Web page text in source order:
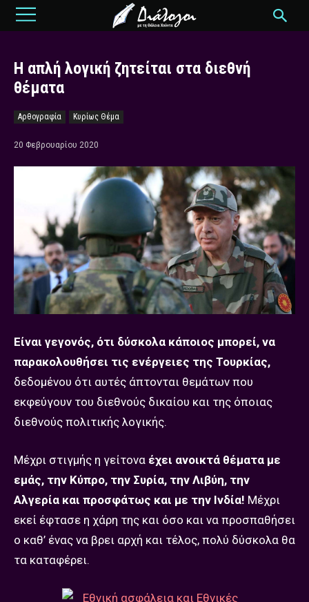
Η απλή λογική ζητείται στα διεθνή
θέματα
Αρθογραφία Κυρίως Θέμα
20 Φεβρουαρίου 2020
Είναι γεγονός, ότι δύσκολα κάποιος μπορεί, να
παρακολουθήσει τις ενέργειες της Τουρκίας,
δεδομένου ότι αυτές άπτονται θεμάτων που
εκφεύγουν του διεθνούς δικαίου και της όποιας
διεθνούς πολιτικής λογικής.
Μέχρι στιγμής η γείτονα έχει ανοικτά θέματα με
εμάς, την Κύπρο, την Συρία, την Λιβύη, την
Αλγερία και προσφάτως και με την Ινδία! Μέχρι
εκεί έφτασε η χάρη της και όσο και να προσπαθήσει
ο καθ’ ένας να βρει αρχή και τέλος, πολύ δύσκολα θα
τα καταφέρει.